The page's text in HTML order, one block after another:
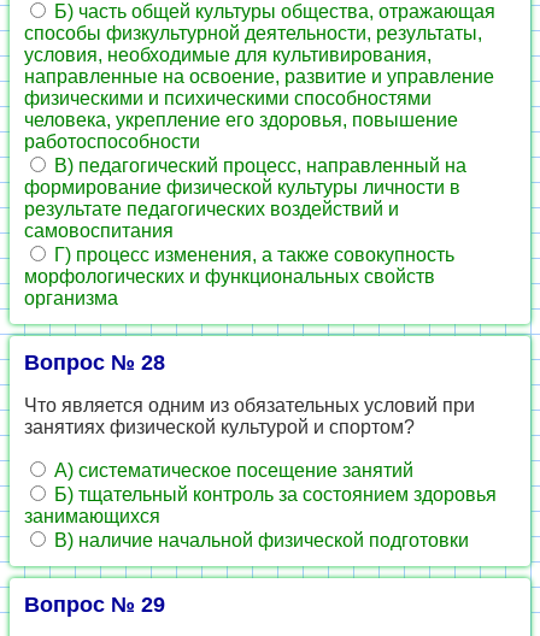
Б) часть общей культуры общества, отражающая
способы физкультурной деятельности, результаты,
условия, необходимые для культивирования,
направленные на освоение, развитие и управление
физическими и психическими способностями
человека, укрепление его здоровья, повышение
работоспособности
В) педагогический процесс, направленный на
формирование физической культуры личности в
результате педагогических воздействий и
самовоспитания
Г) процесс изменения, а также совокупность
морфологических и функциональных свойств
организма
Вопрос № 28
Что является одним из обязательных условий при
занятиях физической культурой и спортом?
А) систематическое посещение занятий
Б) тщательный контроль за состоянием здоровья
занимающихся
В) наличие начальной физической подготовки
Вопрос № 29